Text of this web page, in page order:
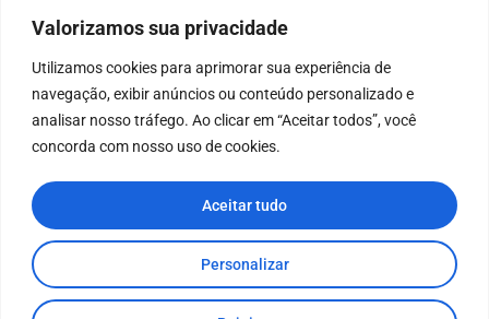
Valorizamos sua privacidade
Utilizamos cookies para aprimorar sua experiência de
navegação, exibir anúncios ou conteúdo personalizado e
analisar nosso tráfego. Ao clicar em “Aceitar todos”, você
concorda com nosso uso de cookies.
Personalizar
Aceitar tudo
Delegatária (CILSJ)
Rua: Avenida Um, n° 01, Lote 01, Quadra 11
Bairro: Jardins de São Pedro
São Pedro da Aldeia, RJ
(22) 9 8841-2358
secretariaexecutiva@cilsj.org.br